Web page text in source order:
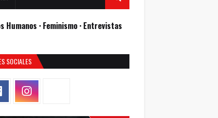
Humanos · Feminismo · Entrevistas
SOCIALES